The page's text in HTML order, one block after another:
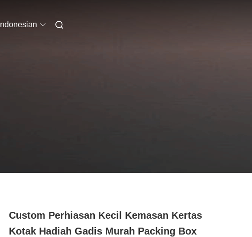
Indonesian
Custom Perhiasan Kecil Kemasan Kertas
Kotak Hadiah Gadis Murah Packing Box